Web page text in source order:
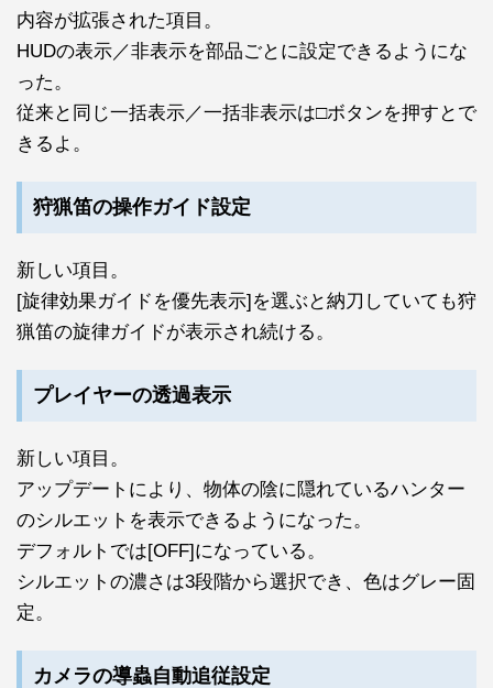
内容が拡張された項目。
HUDの表示／非表示を部品ごとに設定できるようにな
った。
従来と同じ一括表示／一括非表示は□ボタンを押すとで
きるよ。
狩猟笛の操作ガイド設定
新しい項目。
[旋律効果ガイドを優先表示]を選ぶと納刀していても狩
猟笛の旋律ガイドが表示され続ける。
プレイヤーの透過表示
新しい項目。
アップデートにより、物体の陰に隠れているハンター
のシルエットを表示できるようになった。
デフォルトでは[OFF]になっている。
シルエットの濃さは3段階から選択でき、色はグレー固
定。
カメラの導蟲自動追従設定